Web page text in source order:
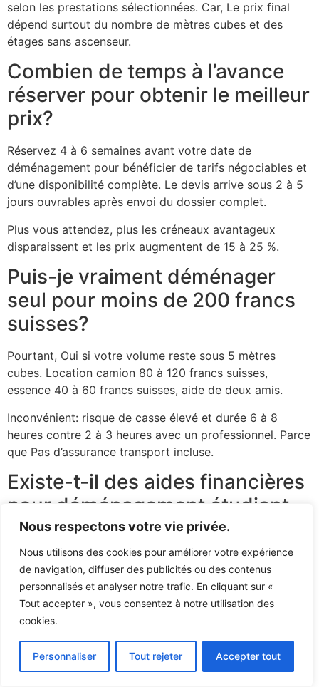
Nous respectons votre vie privée.
Nous utilisons des cookies pour améliorer votre expérience
de navigation, diffuser des publicités ou des contenus
personnalisés et analyser notre trafic. En cliquant sur «
Tout accepter », vous consentez à notre utilisation des
cookies.
Personnaliser Tout rejeter Accepter tout
selon les prestations sélectionnées. Car, Le prix final
dépend surtout du nombre de mètres cubes et des
étages sans ascenseur.
Combien de temps à l’avance
réserver pour obtenir le meilleur
prix?
Réservez 4 à 6 semaines avant votre date de
déménagement pour bénéficier de tarifs négociables et
d’une disponibilité complète. Le devis arrive sous 2 à 5
jours ouvrables après envoi du dossier complet.
Plus vous attendez, plus les créneaux avantageux
disparaissent et les prix augmentent de 15 à 25 %.
Puis-je vraiment déménager
seul pour moins de 200 francs
suisses?
Pourtant, Oui si votre volume reste sous 5 mètres
cubes. Location camion 80 à 120 francs suisses,
essence 40 à 60 francs suisses, aide de deux amis.
Inconvénient: risque de casse élevé et durée 6 à 8
heures contre 2 à 3 heures avec un professionnel. Parce
que Pas d’assurance transport incluse.
Existe-t-il des aides financières
pour déménagement étudiant
en Suisse?
Aucune aide fédérale spécifique n’existe. Certaines
universités comme l’UNIL ou l’EPFL proposent des prêts
d’études incluant les frais d’installation.
Bien que Les bourses cantonales vaudoises peuvent
couvrir partiellement ces dépenses selon votre dossier
social. Renseignez-vous auprès du Service des affaires
sociales et estudiantines de votre établissement avant